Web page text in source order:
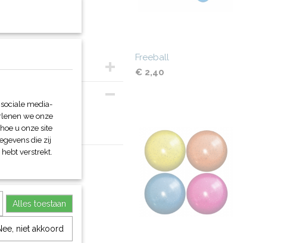
Freeball
€ 2,40
media-
we onze
u onze site
die zij
verstrekt.
Alles toestaan
niet akkoord